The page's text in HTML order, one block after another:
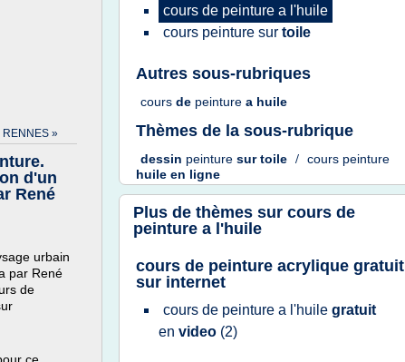
RENNES »
d'un
René
urbain
par René
de
cours de peinture a l'huile
cours peinture sur toile
Autres sous-rubriques
cours de peinture a huile
Thèmes de la sous-rubrique
dessin peinture surtoile / cours peinture
huile en ligne
Plus de thèmes sur cours de
peinture a l'huile
cours de peinture acrylique gratuit
sur internet
cours de peinture a l'huile gratuit
en video (2)